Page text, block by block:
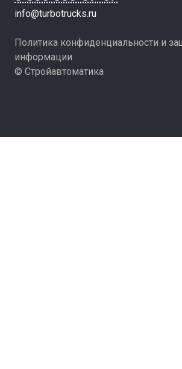
info@turbotrucks.ru
Политика конфиденциальности и
информации
© Стройавтоматика